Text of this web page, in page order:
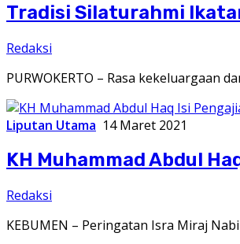
Tradisi Silaturahmi
Redaksi
PURWOKERTO – Rasa kekeluargaan
Liputan Utama 14 Maret 2021
KH Muhammad Abdul
Redaksi
KEBUMEN – Peringatan Isra Miraj